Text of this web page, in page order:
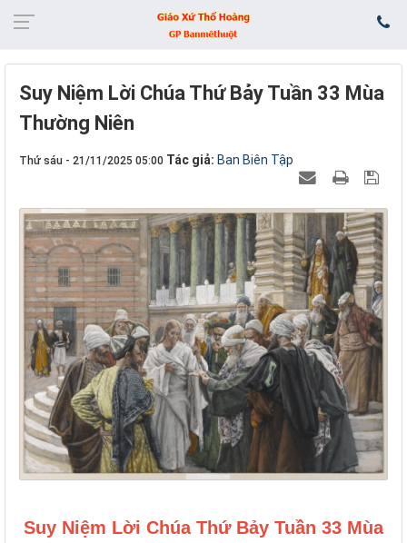
Suy Niệm Lời Chúa Thứ Bảy Tuần 33 Mùa
Thường Niên
Thứ sáu - 21/11/2025 05:00 Tác giả: Ban Biên Tập
Suy Niệm Lời Chúa Thứ Bảy Tuần 33 Mùa